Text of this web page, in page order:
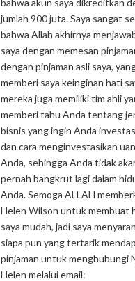
bahwa akun saya dikreditkan
jumlah 900 juta. Saya sangat
bahwa Allah akhirnya
saya dengan memesan
dengan pinjaman asli saya,
memberi saya keinginan hati
mereka juga memiliki tim ahli
memberi tahu Anda tentang
bisnis yang ingin Anda
dan cara menginvestasikan
Anda, sehingga Anda tidak
pernah bangkrut lagi dalam
Anda. Semoga ALLAH
Helen Wilson untuk membuat
saya mudah, jadi saya
siapa pun yang tertarik
pinjaman untuk menghubungi
Helen melalui email: